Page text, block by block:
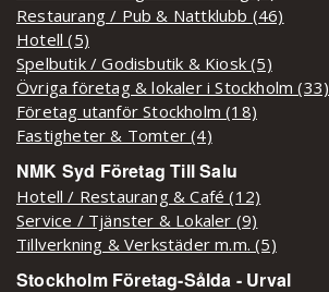
Restaurang / Pub & Nattklubb (46)
Hotell (5)
Spelbutik / Godisbutik & Kiosk (5)
Övriga företag & lokaler i Stockholm (33)
Företag utanför Stockholm (18)
Fastigheter & Tomter (4)
NMK Syd Företag Till Salu
Hotell / Restaurang & Café (12)
Service / Tjänster & Lokaler (9)
Tillverkning & Verkstäder m.m. (5)
Stockholm Företag-Sålda - Urval